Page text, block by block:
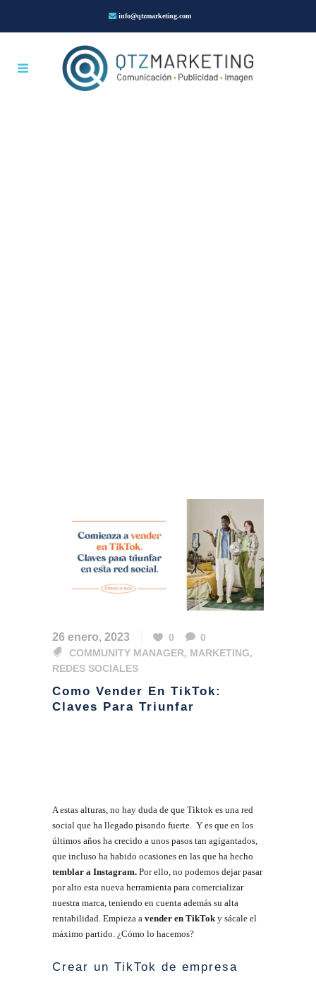
info@qtzmarketing.com
26 enero, 2023 0
0
COMMUNITY MANAGER, MARKETING,
REDES SOCIALES
Como Vender En TikTok:
Claves Para Triunfar
A estas alturas, no hay duda de que Tiktok es una red
social que ha llegado pisando fuerte. Y es que en los
últimos años ha crecido a unos pasos tan agigantados,
que incluso ha habido ocasiones en las que ha hecho
temblar a Instagram. Por ello, no podemos dejar pasar
por alto esta nueva herramienta para comercializar
nuestra marca, teniendo en cuenta además su alta
rentabilidad. Empieza a vender en TikTok y sácale el
máximo partido. ¿Cómo lo hacemos?
Crear un TikTok de empresa